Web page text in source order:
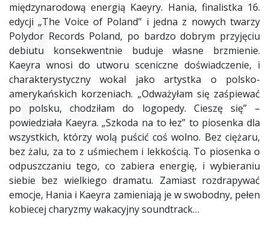
międzynarodową energią Kaeyry. Hania, finalistka 16.
edycji „The Voice of Poland” i jedna z nowych twarzy
Polydor Records Poland, po bardzo dobrym przyjęciu
debiutu konsekwentnie buduje własne brzmienie.
Kaeyra wnosi do utworu sceniczne doświadczenie, i
charakterystyczny wokal jako artystka o polsko-
amerykańskich korzeniach. „Odważyłam się zaśpiewać
po polsku, chodziłam do logopedy. Cieszę się” –
powiedziała Kaeyra. „Szkoda na to łez” to piosenka dla
wszystkich, którzy wolą puścić coś wolno. Bez ciężaru,
bez żalu, za to z uśmiechem i lekkością. To piosenka o
odpuszczaniu tego, co zabiera energię, i wybieraniu
siebie bez wielkiego dramatu. Zamiast rozdrapywać
emocje, Hania i Kaeyra zamieniają je w swobodny, pełen
kobiecej charyzmy wakacyjny soundtrack…